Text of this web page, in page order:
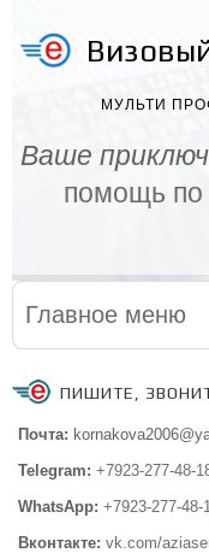
МУЛЬТИ
Ваше
помощь по
Главное меню
ПИШИТЕ,
Почта:
Telegram: +7923-277-48-
WhatsApp: +7923-277-48-
Вконтакте: vk.com/